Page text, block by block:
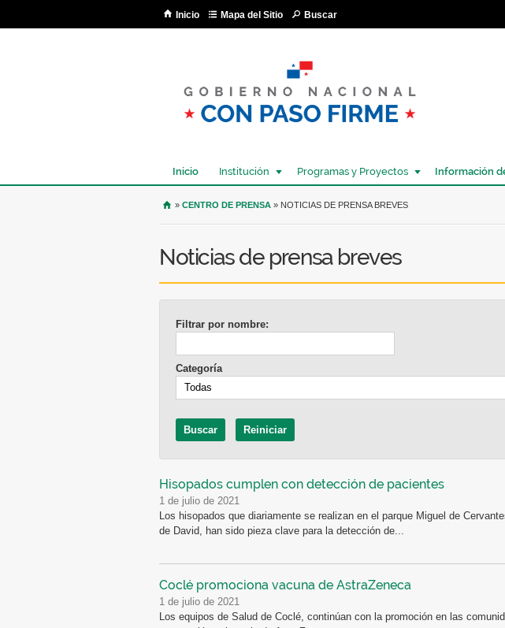
Inicio Mapa del Sitio Buscar
Inicio Institución Programas y Proyectos Información
USTED SE ENCUENTRA AQUÍ
» CENTRO DE PRENSA » NOTICIAS DE PRENSA BREVES
Noticias de prensa breves
Filtrar por nombre:
Categoría
Hisopados cumplen con detección de pacientes
1 de julio de 2021
Los hisopados que diariamente se realizan en el parque Miguel de
de David, han sido pieza clave para la detección de...
Coclé promociona vacuna de AstraZeneca
1 de julio de 2021
Los equipos de Salud de Coclé, continúan con la promoción en las